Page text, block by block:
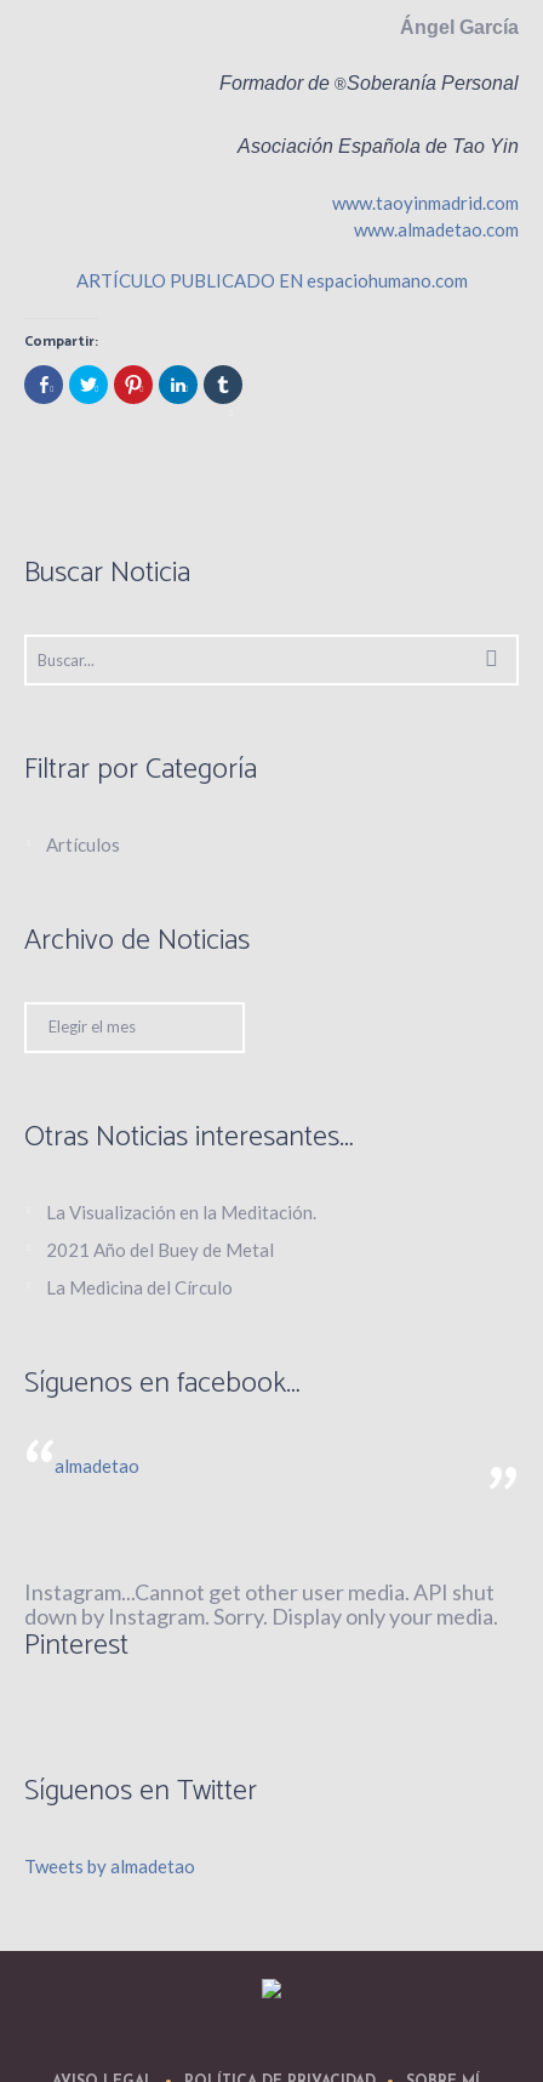
Ángel García
Formador de ®Soberanía Personal
Asociación Española de Tao Yin
www.taoyinmadrid.com
www.almadetao.com
ARTÍCULO PUBLICADO EN espaciohumano.com
Compartir:
Share
on
Facebook
Click
to
share
Click
to
share
Click
to
share
Click
to
Buscar Noticia
Filtrar por Categoría
Artículos
Archivo de Noticias
Archivo
Noticias
Otras Noticias interesantes…
La Visualización en la Meditación.
2021 Año del Buey de Metal
La Medicina del Círculo
Síguenos en facebook…
almadetao
Instagram...Cannot get other user media. API shut
down by Instagram. Sorry. Display only your media.
Pinterest
Síguenos en Twitter
Tweets by almadetao